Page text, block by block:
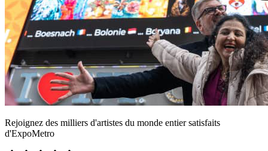
Rejoignez des milliers d'artistes du monde entier satisfaits
d'ExpoMetro